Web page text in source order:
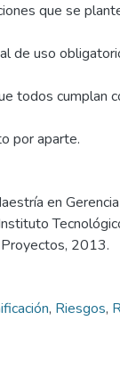
que se
de uso
todos cumplan
por aparte.
en
2013.
, Riesgos,